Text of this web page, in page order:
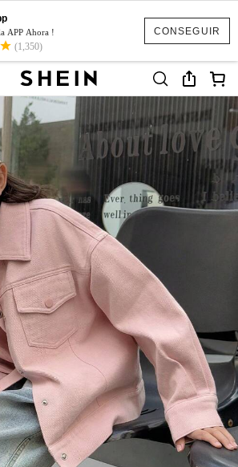
CONSEGUIR
APP Ahora !
(1,350)